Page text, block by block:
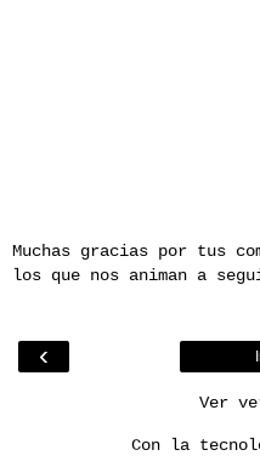
Muchas gracias por tus
los que nos animan a
‹
Ver
Con la